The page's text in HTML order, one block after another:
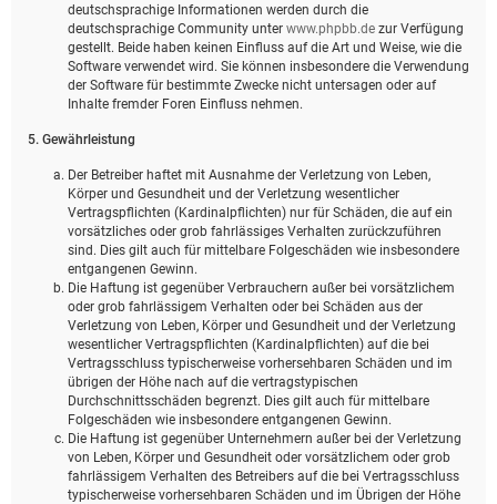
deutschsprachige Informationen werden durch die
deutschsprachige Community unter www.phpbb.de zur Verfügung
gestellt. Beide haben keinen Einfluss auf die Art und Weise, wie die
Software verwendet wird. Sie können insbesondere die Verwendung
der Software für bestimmte Zwecke nicht untersagen oder auf
Inhalte fremder Foren Einfluss nehmen.
5. Gewährleistung
Der Betreiber haftet mit Ausnahme der Verletzung von Leben,
Körper und Gesundheit und der Verletzung wesentlicher
Vertragspflichten (Kardinalpflichten) nur für Schäden, die auf ein
vorsätzliches oder grob fahrlässiges Verhalten zurückzuführen
sind. Dies gilt auch für mittelbare Folgeschäden wie insbesondere
entgangenen Gewinn.
Die Haftung ist gegenüber Verbrauchern außer bei vorsätzlichem
oder grob fahrlässigem Verhalten oder bei Schäden aus der
Verletzung von Leben, Körper und Gesundheit und der Verletzung
wesentlicher Vertragspflichten (Kardinalpflichten) auf die bei
Vertragsschluss typischerweise vorhersehbaren Schäden und im
übrigen der Höhe nach auf die vertragstypischen
Durchschnittsschäden begrenzt. Dies gilt auch für mittelbare
Folgeschäden wie insbesondere entgangenen Gewinn.
Die Haftung ist gegenüber Unternehmern außer bei der Verletzung
von Leben, Körper und Gesundheit oder vorsätzlichem oder grob
fahrlässigem Verhalten des Betreibers auf die bei Vertragsschluss
typischerweise vorhersehbaren Schäden und im Übrigen der Höhe